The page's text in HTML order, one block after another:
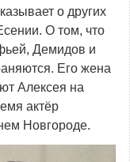
о других
О том, что
Демидов и
Его жена
Алексея на
актёр
Новгороде.